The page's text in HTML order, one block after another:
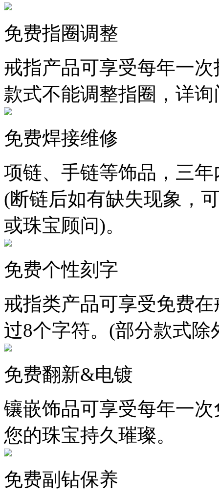
免费指圈调整
戒指产品可享受每年一
款式不能调整指圈，详
免费焊接维修
项链、手链等饰品，三
(断链后如有缺失现象，
或珠宝顾问)。
免费个性刻字
戒指类产品可享受免费
过8个字符。(部分款式
免费翻新&电镀
镶嵌饰品可享受每年一
您的珠宝持久璀璨。
免费副钻保养